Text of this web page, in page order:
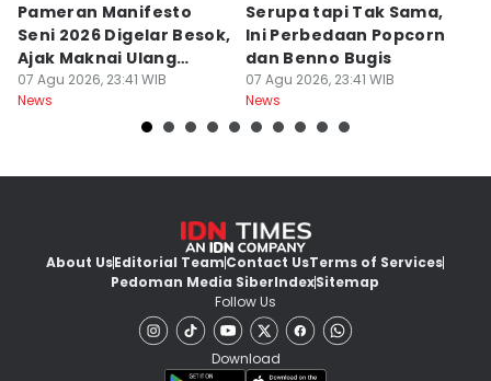
Pameran Manifesto
Seni 2026 Digelar Besok,
Ajak Maknai Ulang
Maritim
07 Agu 2026, 23:41 WIB
News
Serupa tapi Tak Sama,
Ini Perbedaan Popcorn
dan Benno Bugis
07 Agu 2026, 23:41 WIB
News
About UsEditorial TeamContact UsTerms of Services
Pedoman Media SiberIndexSitemap
Follow Us
Download